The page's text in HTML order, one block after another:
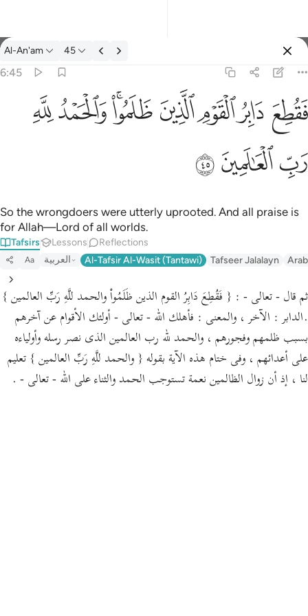
Tafsir: Al-An'am 6:45
Al-An'am 45
6:45
فقطع دابر القوم الذين ظلموا والحمد لله رب العالمين ٤٥
ٱلْقَوْمِ ٱلَّذِينَ ظَلَمُوا۟ ۚ وَٱلْحَمْدُ لِلَّهِ رَبِّ ٱلْعَـٰلَمِينَ ٤٥ﱁ ﱂﱃﱄﱅﱆﱇﱈ
ﱉﱊﱋ
So the wrongdoers were utterly uprooted. And all praise is
for Allah—Lord of all worlds.
Tafsirs Lessons Reflections
Aa العربية Al-Tafsir Al-Wasit (Tantawi) Tafseer Jalalayn
ثم قال - تعالى - : { فَقُطِعَ دَابِرُ القوم الذين ظَلَمُواْ والحمد للَّهِ رَبِّ العالمين }
.الدابر : الآخر ، والمعنى : فأهلك الله - تعالى - أولئك الأقوام عن آخرهم
بسبب ظلمهم وفجورهم ، والحمد لله رب العالمين الذى نصر رسله وأولياءه
على أعدائهم ، وفى ختام هذه الآية بقوله { والحمد للَّهِ رَبِّ العالمين } تعليم
لنا ، إذ أن زوال الظالمين نعمة تستوجب الحمد والثناء على الله - تعالى - .